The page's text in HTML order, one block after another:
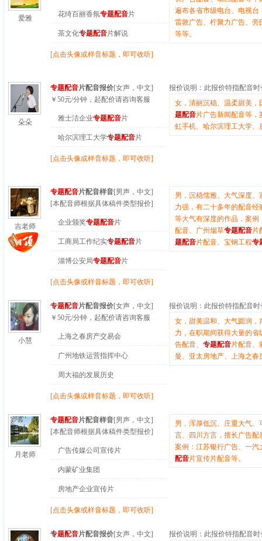
爱雅 花绮百丽香氛专题配音片
茶文化专题配音片解说
[点击头像或样音标题，即可收听]
遍布各省市级电台、电视
雷敦广告、柠聚力广告、
等等。
朵朵
专题配音片配音报价[女声，中文]
￥ 50元/分钟 ，起配价请咨询客服
雅士洁企业专题配音片
哈尔滨理工大学专题配音片
[点击头像或样音标题，即可收听]
报价说明： 此报价特指配音时
女，清丽沉稳、温柔甜美，
题配音片广告新闻配音等
虹手机、哈尔滨理工大学、
吉老师
专题配音片配音样音[男声，中文]
[本配音师根据具体稿件类型报价]
企业颁奖专题配音片
工商局工作纪实专题配音片
淄博公安局专题配音片
[点击头像或样音标题，即可收听]
男，沉稳儒雅、大气深度
力强，有二十多年的配音经
等大气有深度的作品，案例
配音、广州烟草专题配音片
题配音片配音、宝钢工程专
小慧
专题配音片配音报价[女声，中文]
￥ 50元/分钟 ，起配价请咨询客服
上海之春房产交易会
广州地铁运营指挥中心
周大福的发展历史
[点击头像或样音标题，即可收听]
报价说明： 此报价特指配音时
女，甜美温和、大气圆润
力，在职期间获得大量的
告配音、 专题配音片配音、
曼、亚太房地产、上海之春
月老师
专题配音片配音样音[男声，中文]
[本配音师根据具体稿件类型报价]
广告传媒公司宣传片
内蒙矿业集团
房地产企业宣传片
[点击头像或样音标题，即可收听]
男，浑厚低沉、庄重大气
言、四川方言，擅长广告配
案例：江苏银行广告、一汽
配音片宣传片配音等。
专题配音片配音报价[女声，中文]
报价说明： 此报价特指配音时